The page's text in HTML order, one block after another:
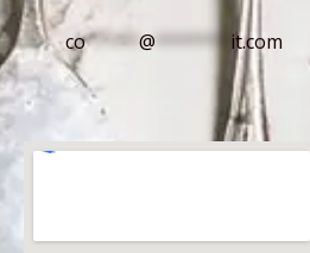
co*****@ ******* it.com